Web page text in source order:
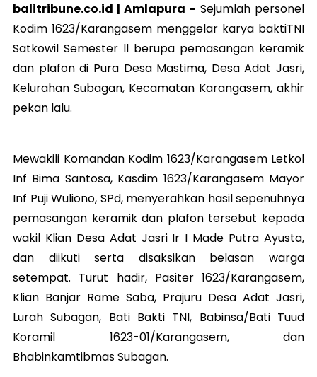
balitribune.co.id | Amlapura - Sejumlah personel
Kodim 1623/Karangasem menggelar karya baktiTNI
Satkowil Semester ll berupa pemasangan keramik
dan plafon di Pura Desa Mastima, Desa Adat Jasri,
Kelurahan Subagan, Kecamatan Karangasem, akhir
pekan lalu.
Mewakili Komandan Kodim 1623/Karangasem Letkol
Inf Bima Santosa, Kasdim 1623/Karangasem Mayor
Inf Puji Wuliono, SPd, menyerahkan hasil sepenuhnya
pemasangan keramik dan plafon tersebut kepada
wakil Klian Desa Adat Jasri Ir I Made Putra Ayusta,
dan diikuti serta disaksikan belasan warga
setempat. Turut hadir, Pasiter 1623/Karangasem,
Klian Banjar Rame Saba, Prajuru Desa Adat Jasri,
Lurah Subagan, Bati Bakti TNI, Babinsa/Bati Tuud
Koramil 1623-01/Karangasem, dan
Bhabinkamtibmas Subagan.